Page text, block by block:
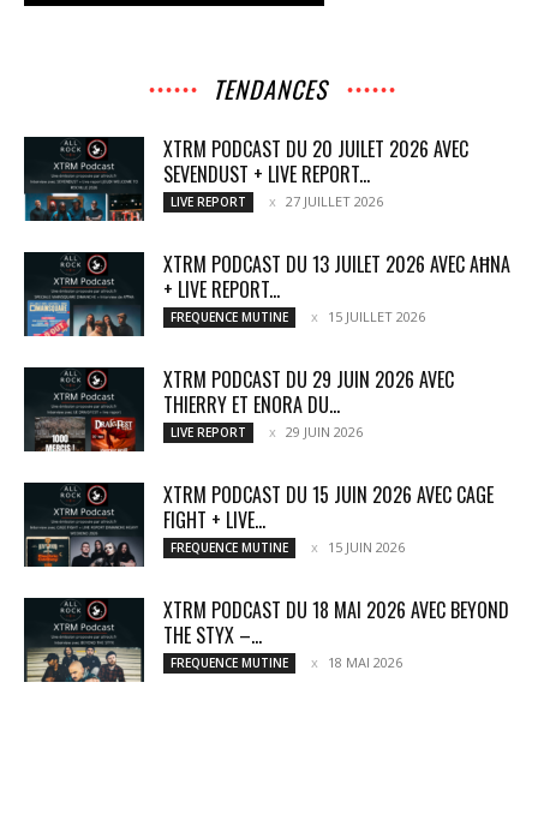
TENDANCES
XTRM PODCAST DU 20 JUILET 2026 AVEC
SEVENDUST + LIVE REPORT...
LIVE REPORT 27 JUILLET 2026
XTRM PODCAST DU 13 JUILET 2026 AVEC AĦNA
+ LIVE REPORT...
FREQUENCE MUTINE 15 JUILLET 2026
XTRM PODCAST DU 29 JUIN 2026 AVEC
THIERRY ET ENORA DU...
LIVE REPORT 29 JUIN 2026
XTRM PODCAST DU 15 JUIN 2026 AVEC CAGE
FIGHT + LIVE...
FREQUENCE MUTINE 15 JUIN 2026
XTRM PODCAST DU 18 MAI 2026 AVEC BEYOND
THE STYX –...
FREQUENCE MUTINE 18 MAI 2026